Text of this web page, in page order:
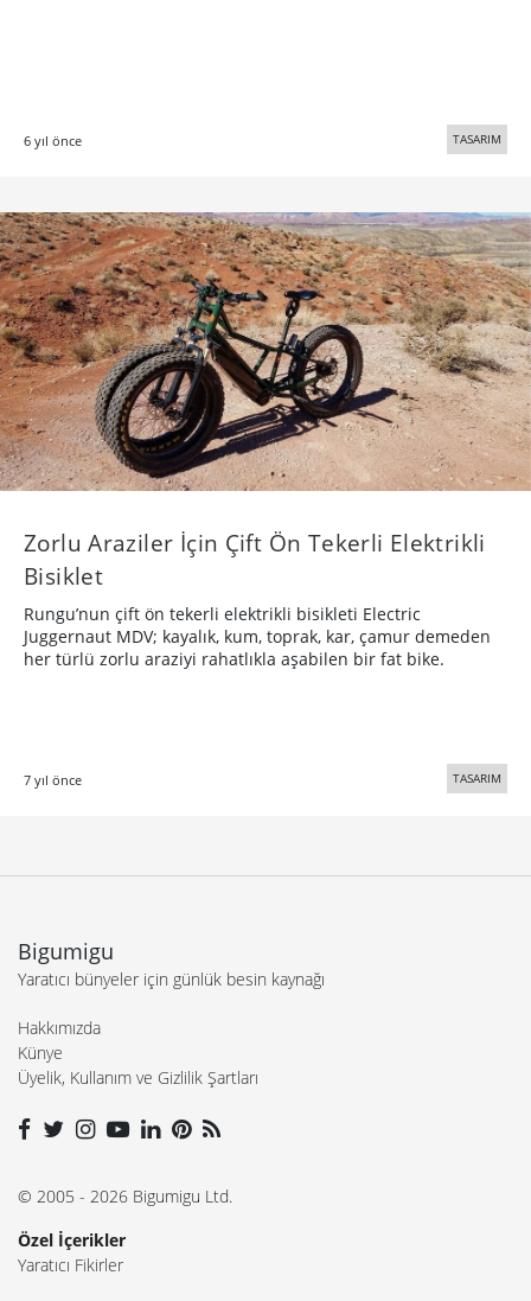
6 yıl önce TASARIM
Zorlu Araziler İçin Çift Ön Tekerli Elektrikli
Bisiklet
Rungu’nun çift ön tekerli elektrikli bisikleti Electric
Juggernaut MDV; kayalık, kum, toprak, kar, çamur demeden
her türlü zorlu araziyi rahatlıkla aşabilen bir fat bike.
7 yıl önce TASARIM
Bigumigu
Yaratıcı bünyeler için günlük besin kaynağı
Hakkımızda
Künye
Üyelik, Kullanım ve Gizlilik Şartları
© 2005 - 2026 Bigumigu Ltd.
Özel İçerikler
Yaratıcı Fikirler